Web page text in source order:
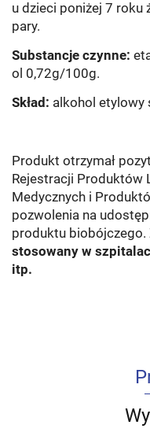
u dzieci poniżej 7 roku
pary.
Substancje czynne:
ol 0,72g/100g.
Skład: alkohol etylowy
Produkt otrzymał
Rejestracji Produktów
Medycznych i
pozwolenia na
produktu biobójczego.
stosowany w
itp.